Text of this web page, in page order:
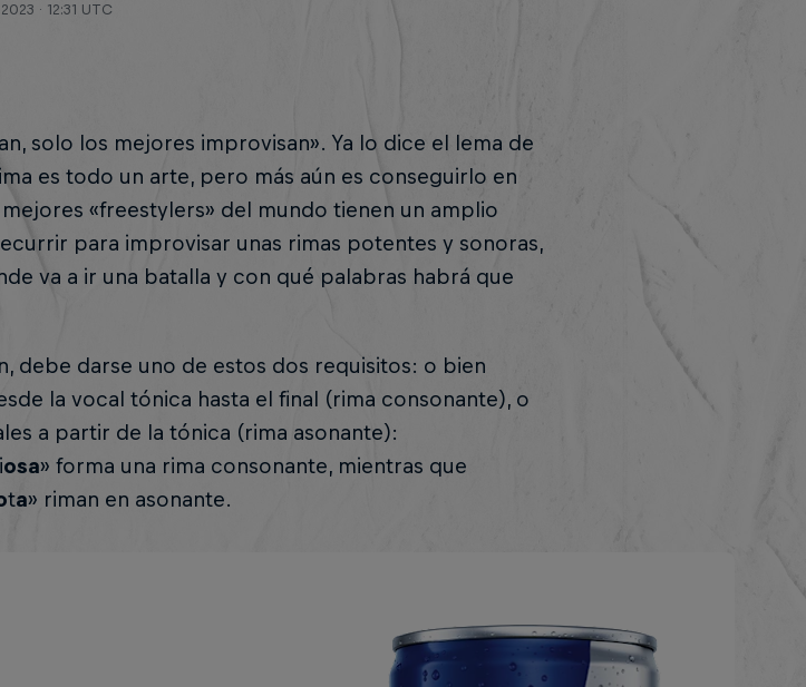
· 12:31 UTC
solo los mejores improvisan». Ya lo dice el lema de
es todo un arte, pero más aún es conseguirlo en
«freestylers» del mundo tienen un amplio
para improvisar unas rimas potentes y sonoras,
va a ir una batalla y con qué palabras habrá que
debe darse uno de estos dos requisitos: o bien
la vocal tónica hasta el final (rima consonante), o
a partir de la tónica (rima asonante):
osa» forma una rima consonante, mientras que
ta» riman en asonante.